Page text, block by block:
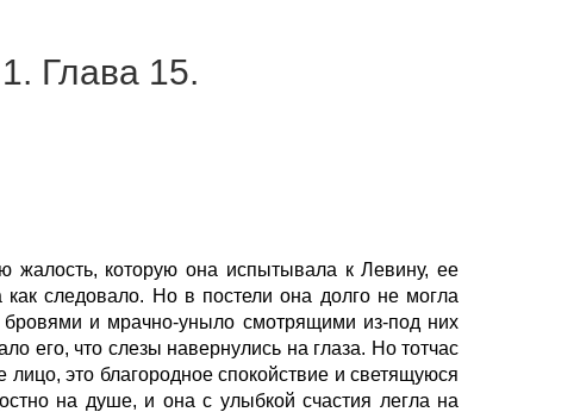
Глава 15.
жалость, которую она испытывала к Левину, ее
следовало. Но в постели она долго не могла
и мрачно-уныло смотрящими из-под них
его, что слезы навернулись на глаза. Но тотчас
это благородное спокойствие и светящуюся
на душе, и она с улыбкой счастия легла на